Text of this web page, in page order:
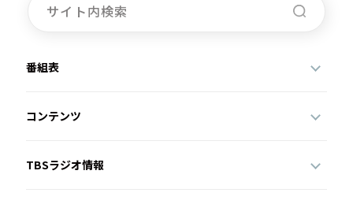
番組表
コンテンツ
TBSラジオ情報